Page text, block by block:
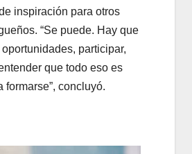
inspiración para otros
“Se puede. Hay que
participar,
que todo eso es
formarse”, concluyó.